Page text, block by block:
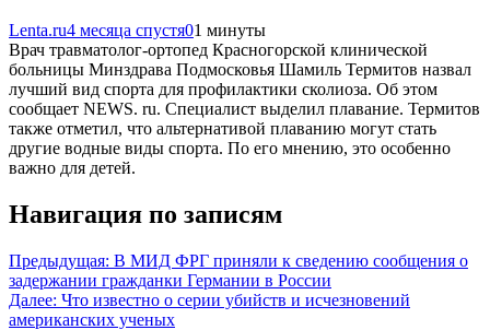
Lenta.ru4 месяца спустя01 минуты
Врач травматолог-ортопед Красногорской клинической
больницы Минздрава Подмосковья Шамиль Термитов назвал
лучший вид спорта для профилактики сколиоза. Об этом
сообщает NEWS. ru. Специалист выделил плавание. Термитов
также отметил, что альтернативой плаванию могут стать
другие водные виды спорта. По его мнению, это особенно
важно для детей.
Навигация по записям
Предыдущая: В МИД ФРГ приняли к сведению сообщения о
задержании гражданки Германии в России
Далее: Что известно о серии убийств и исчезновений
американских ученых